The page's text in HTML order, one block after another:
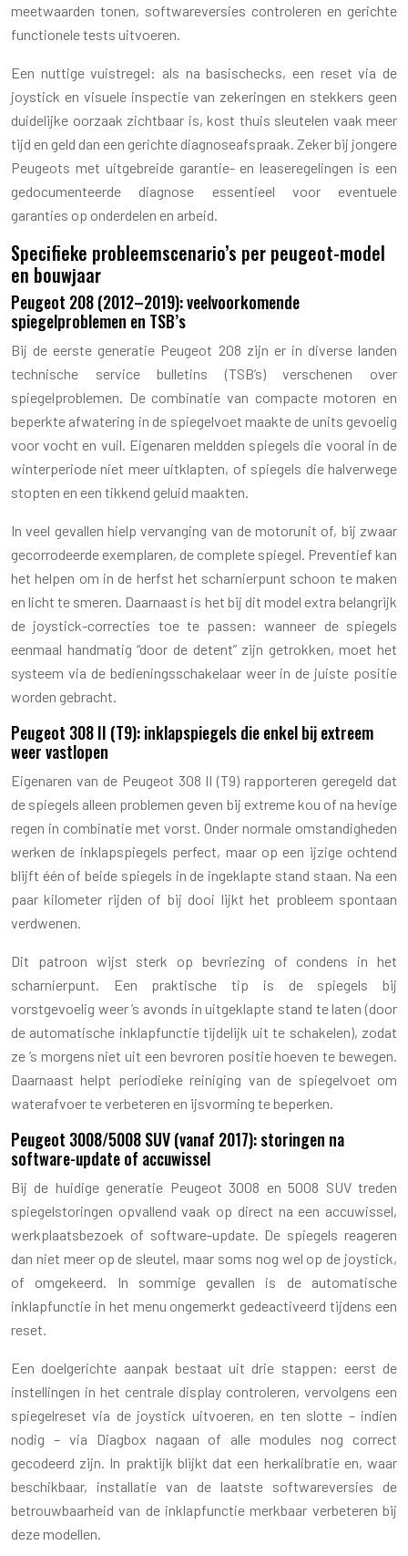
meetwaarden tonen, softwareversies controleren en gerichte
functionele tests uitvoeren.
Een nuttige vuistregel: als na basischecks, een reset via de
joystick en visuele inspectie van zekeringen en stekkers geen
duidelijke oorzaak zichtbaar is, kost thuis sleutelen vaak meer
tijd en geld dan een gerichte diagnoseafspraak. Zeker bij jongere
Peugeots met uitgebreide garantie- en leaseregelingen is een
gedocumenteerde diagnose essentieel voor eventuele
garanties op onderdelen en arbeid.
Specifieke probleemscenario’s per peugeot-model
en bouwjaar
Peugeot 208 (2012–2019): veelvoorkomende
spiegelproblemen en TSB’s
Bij de eerste generatie Peugeot 208 zijn er in diverse landen
technische service bulletins (TSB’s) verschenen over
spiegelproblemen. De combinatie van compacte motoren en
beperkte afwatering in de spiegelvoet maakte de units gevoelig
voor vocht en vuil. Eigenaren meldden spiegels die vooral in de
winterperiode niet meer uitklapten, of spiegels die halverwege
stopten en een tikkend geluid maakten.
In veel gevallen hielp vervanging van de motorunit of, bij zwaar
gecorrodeerde exemplaren, de complete spiegel. Preventief kan
het helpen om in de herfst het scharnierpunt schoon te maken
en licht te smeren. Daarnaast is het bij dit model extra belangrijk
de joystick-correcties toe te passen: wanneer de spiegels
eenmaal handmatig “door de detent” zijn getrokken, moet het
systeem via de bedieningsschakelaar weer in de juiste positie
worden gebracht.
Peugeot 308 II (T9): inklapspiegels die enkel bij extreem
weer vastlopen
Eigenaren van de Peugeot 308 II (T9) rapporteren geregeld dat
de spiegels alleen problemen geven bij extreme kou of na hevige
regen in combinatie met vorst. Onder normale omstandigheden
werken de inklapspiegels perfect, maar op een ijzige ochtend
blijft één of beide spiegels in de ingeklapte stand staan. Na een
paar kilometer rijden of bij dooi lijkt het probleem spontaan
verdwenen.
Dit patroon wijst sterk op bevriezing of condens in het
scharnierpunt. Een praktische tip is de spiegels bij
vorstgevoelig weer ’s avonds in uitgeklapte stand te laten (door
de automatische inklapfunctie tijdelijk uit te schakelen), zodat
ze ’s morgens niet uit een bevroren positie hoeven te bewegen.
Daarnaast helpt periodieke reiniging van de spiegelvoet om
waterafvoer te verbeteren en ijsvorming te beperken.
Peugeot 3008/5008 SUV (vanaf 2017): storingen na
software-update of accuwissel
Bij de huidige generatie Peugeot 3008 en 5008 SUV treden
spiegelstoringen opvallend vaak op direct na een accuwissel,
werkplaatsbezoek of software-update. De spiegels reageren
dan niet meer op de sleutel, maar soms nog wel op de joystick,
of omgekeerd. In sommige gevallen is de automatische
inklapfunctie in het menu ongemerkt gedeactiveerd tijdens een
reset.
Een doelgerichte aanpak bestaat uit drie stappen: eerst de
instellingen in het centrale display controleren, vervolgens een
spiegelreset via de joystick uitvoeren, en ten slotte – indien
nodig – via Diagbox nagaan of alle modules nog correct
gecodeerd zijn. In praktijk blijkt dat een herkalibratie en, waar
beschikbaar, installatie van de laatste softwareversies de
betrouwbaarheid van de inklapfunctie merkbaar verbeteren bij
deze modellen.